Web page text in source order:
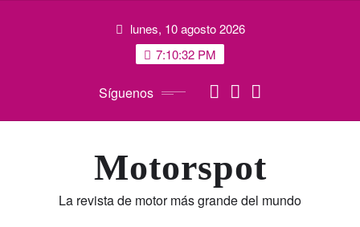
lunes, 10 agosto 2026
7:10:33 PM
Síguenos
Motorspot
La revista de motor más grande del mundo